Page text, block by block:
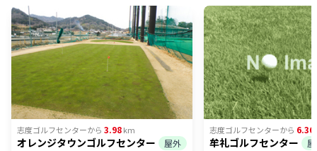
志度ゴルフセンターから 3.98km
オレンジタウンゴルフセンター
屋外
志度ゴルフセンターから 6.36
牟礼ゴルフセンター